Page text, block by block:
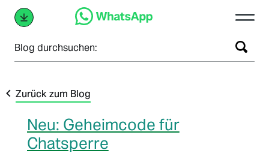
Blog durchsuchen:
Zurück zum Blog
Neu: Geheimcode für
Chatsperre